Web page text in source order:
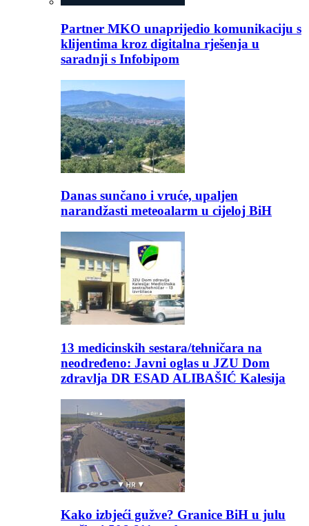
Partner MKO unaprijedio komunikaciju s
klijentima kroz digitalna rješenja u
saradnji s Infobipom
Danas sunčano i vruće, upaljen
narandžasti meteoalarm u cijeloj BiH
13 medicinskih sestara/tehničara na
neodređeno: Javni oglas u JZU Dom
zdravlja DR ESAD ALIBAŠIĆ Kalesija
Kako izbjeći gužve? Granice BiH u julu